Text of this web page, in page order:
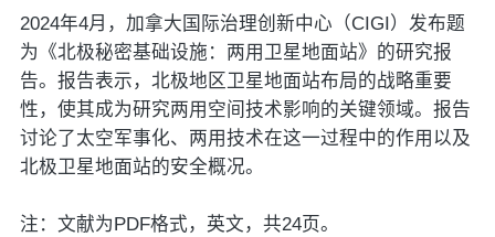
2024年4月，加拿大国际治理创新中心（CIGI）发布题
为《北极秘密基础设施：两用卫星地面站》的研究报
告。报告表示，北极地区卫星地面站布局的战略重要
性，使其成为研究两用空间技术影响的关键领域。报告
讨论了太空军事化、两用技术在这一过程中的作用以及
北极卫星地面站的安全概况。
注：文献为PDF格式，英文，共24页。